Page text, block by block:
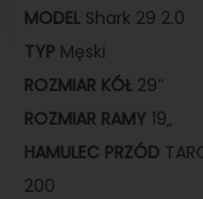
MODEL Shark 29 2.0
TYP Męski
ROZMIAR KÓŁ 29″
ROZMIAR RAMY 19„
HAMULEC PRZÓD
200